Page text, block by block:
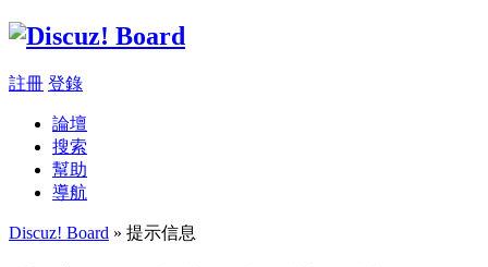
註冊 登錄
論壇
搜索
幫助
導航
Discuz! Board » 提示信息